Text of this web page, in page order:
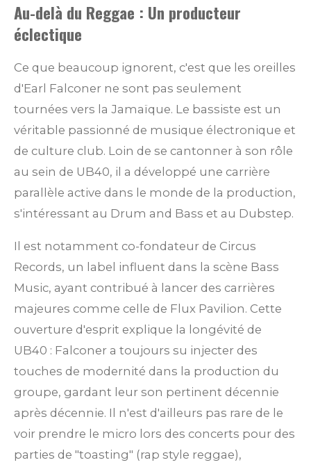
Au-delà du Reggae : Un producteur
éclectique
Ce que beaucoup ignorent, c'est que les oreilles
d'Earl Falconer ne sont pas seulement
tournées vers la Jamaïque. Le bassiste est un
véritable passionné de musique électronique et
de culture club. Loin de se cantonner à son rôle
au sein de UB40, il a développé une carrière
parallèle active dans le monde de la production,
s'intéressant au Drum and Bass et au Dubstep.
Il est notamment co-fondateur de Circus
Records, un label influent dans la scène Bass
Music, ayant contribué à lancer des carrières
majeures comme celle de Flux Pavilion. Cette
ouverture d'esprit explique la longévité de
UB40 : Falconer a toujours su injecter des
touches de modernité dans la production du
groupe, gardant leur son pertinent décennie
après décennie. Il n'est d'ailleurs pas rare de le
voir prendre le micro lors des concerts pour des
parties de "toasting" (rap style reggae),